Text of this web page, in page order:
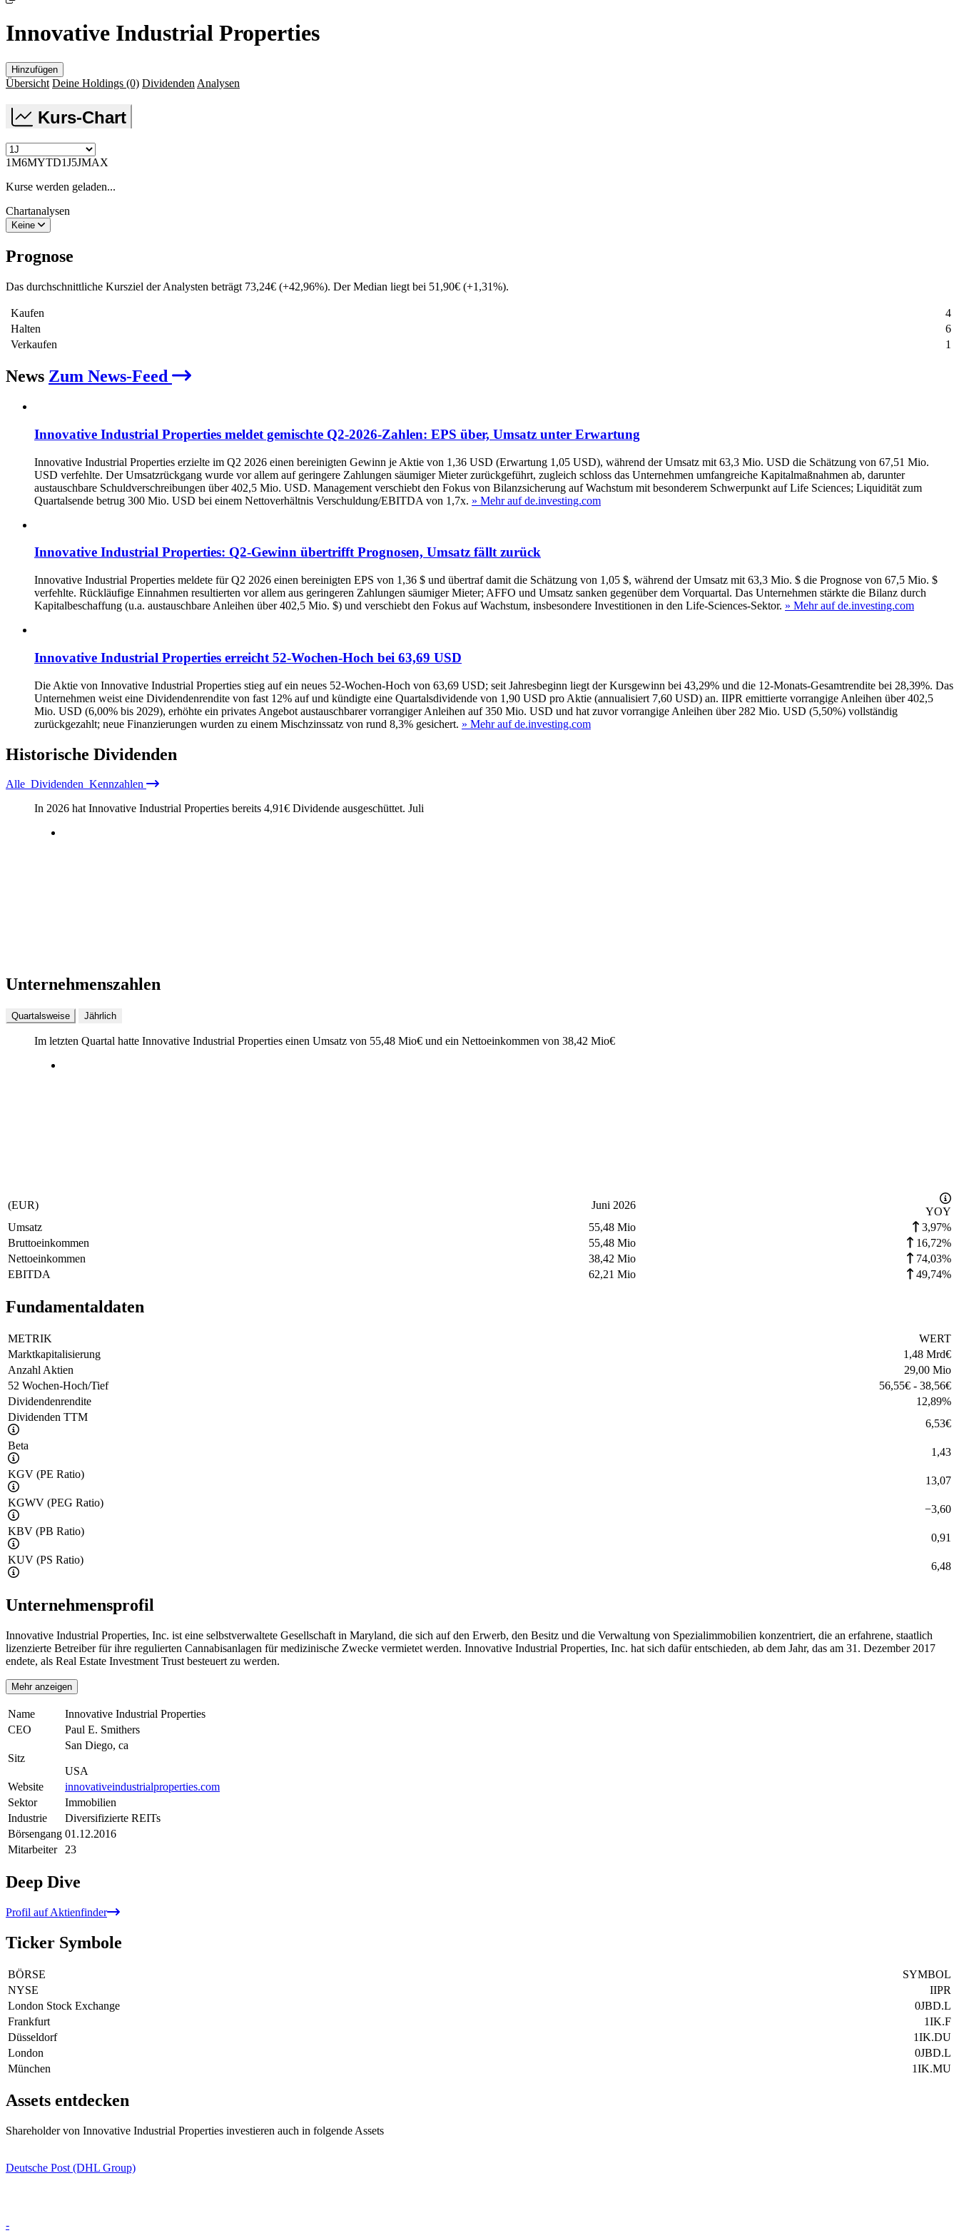
Innovative Industrial Properties
Hinzufügen
Übersicht Deine Holdings (0) Dividenden Analysen
Kurs-Chart
1M6MYTD1J5JMAX
Kurse werden geladen...
Chartanalysen
Keine
Prognose
Das durchschnittliche Kursziel der Analysten beträgt 73,24€ (+42,96%). Der Median liegt bei 51,90€ (+1,31%).
Kaufen
4
Halten
6
Verkaufen
1
News Zum News-Feed
Innovative Industrial Properties meldet gemischte Q2‑2026‑Zahlen: EPS über, Umsatz unter Erwartung
Innovative Industrial Properties erzielte im Q2 2026 einen bereinigten Gewinn je Aktie von 1,36 USD (Erwartung 1,05 USD), während der Umsatz mit 63,3 Mio. USD die Schätzung von 67,51 Mio.
USD verfehlte. Der Umsatzrückgang wurde vor allem auf geringere Zahlungen säumiger Mieter zurückgeführt, zugleich schloss das Unternehmen umfangreiche Kapitalmaßnahmen ab, darunter
austauschbare Schuldverschreibungen über 402,5 Mio. USD. Management verschiebt den Fokus von Bilanzsicherung auf Wachstum mit besonderem Schwerpunkt auf Life Sciences; Liquidität zum
Quartalsende betrug 300 Mio. USD bei einem Nettoverhältnis Verschuldung/EBITDA von 1,7x. » Mehr auf de.investing.com
Innovative Industrial Properties: Q2‑Gewinn übertrifft Prognosen, Umsatz fällt zurück
Innovative Industrial Properties meldete für Q2 2026 einen bereinigten EPS von 1,36 $ und übertraf damit die Schätzung von 1,05 $, während der Umsatz mit 63,3 Mio. $ die Prognose von 67,5 Mio. $
verfehlte. Rückläufige Einnahmen resultierten vor allem aus geringeren Zahlungen säumiger Mieter; AFFO und Umsatz sanken gegenüber dem Vorquartal. Das Unternehmen stärkte die Bilanz durch
Kapitalbeschaffung (u.a. austauschbare Anleihen über 402,5 Mio. $) und verschiebt den Fokus auf Wachstum, insbesondere Investitionen in den Life‑Sciences‑Sektor. » Mehr auf de.investing.com
Innovative Industrial Properties erreicht 52‑Wochen‑Hoch bei 63,69 USD
Die Aktie von Innovative Industrial Properties stieg auf ein neues 52‑Wochen‑Hoch von 63,69 USD; seit Jahresbeginn liegt der Kursgewinn bei 43,29% und die 12‑Monats‑Gesamtrendite bei 28,39%. Das
Unternehmen weist eine Dividendenrendite von fast 12% auf und kündigte eine Quartalsdividende von 1,90 USD pro Aktie (annualisiert 7,60 USD) an. IIPR emittierte vorrangige Anleihen über 402,5
Mio. USD (6,00% bis 2029), erhöhte ein privates Angebot austauschbarer vorrangiger Anleihen auf 350 Mio. USD und hat zuvor vorrangige Anleihen über 282 Mio. USD (5,50%) vollständig
zurückgezahlt; neue Finanzierungen wurden zu einem Mischzinssatz von rund 8,3% gesichert. » Mehr auf de.investing.com
Historische Dividenden
Alle Dividenden Kennzahlen
In 2026 hat Innovative Industrial Properties bereits 4,91€ Dividende ausgeschüttet. Juli
Unternehmenszahlen
Quartalsweise Jährlich
Im letzten Quartal hatte Innovative Industrial Properties einen Umsatz von 55,48 Mio€ und ein Nettoeinkommen von 38,42 Mio€
(EUR) Juni 2026
YOY
Umsatz
55,48 Mio
3,97%
Bruttoeinkommen
55,48 Mio
16,72%
Nettoeinkommen
38,42 Mio
74,03%
EBITDA
62,21 Mio 49,74%
Fundamentaldaten
METRIK
WERT
Marktkapitalisierung
1,48 Mrd€
Anzahl Aktien
29,00 Mio
52 Wochen-Hoch/Tief
56,55€ - 38,56€
Dividendenrendite
12,89%
Dividenden TTM
6,53€
Beta
1,43
KGV (PE Ratio)
13,07
KGWV (PEG Ratio)
−3,60
KBV (PB Ratio)
0,91
KUV (PS Ratio)
6,48
Unternehmensprofil
Innovative Industrial Properties, Inc. ist eine selbstverwaltete Gesellschaft in Maryland, die sich auf den Erwerb, den Besitz und die Verwaltung von Spezialimmobilien konzentriert, die an erfahrene, staatlich
lizenzierte Betreiber für ihre regulierten Cannabisanlagen für medizinische Zwecke vermietet werden. Innovative Industrial Properties, Inc. hat sich dafür entschieden, ab dem Jahr, das am 31. Dezember 2017
endete, als Real Estate Investment Trust besteuert zu werden.
Mehr anzeigen
Name
Innovative Industrial Properties
CEO
Paul E. Smithers
Sitz
San Diego, ca
USA
Website
innovativeindustrialproperties.com
Sektor
Immobilien
Industrie
Diversifizierte REITs
Börsengang 01.12.2016
Mitarbeiter
23
Deep Dive
Profil auf Aktienfinder
Ticker Symbole
BÖRSE
SYMBOL
NYSE
IIPR
London Stock Exchange
0JBD.L
Frankfurt
1IK.F
Düsseldorf
1IK.DU
London
0JBD.L
München
1IK.MU
Assets entdecken
Shareholder von Innovative Industrial Properties investieren auch in folgende Assets
Deutsche Post (DHL Group)
-